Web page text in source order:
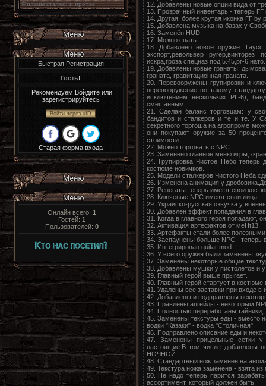
Фильмы сталкер и прочее
Быстрая Регистрация
Гость!
Рекомендуем:Войдите или
зарегистрируйтесь
Войти через uID
Старая форма входа
Онлайн всего: 1
Гостей: 1
Пользователей: 0
12. Добавлены новые опции вида от
13. Прозрачный инвентарь - теперь
14. Другая, более крутая иконка ГГ by
15. Добавлена музыка на базах у
16. Заменён HUD.
17. Можно спать.
18. Добавлено новое оружие:
экспорт,револьвер
искра,гроза спецназ под 5.45,рг-6 нато.
19. Добавлены новые гранаты:
граната, гравитационная граната.
20. Перевооружены групировки и
перевооружение по такому
исключением нескольких РГ-6),
смешанным.
21. Сделан баланс торговцам: у
бандитов и сталкеров и те и те. У
секретного торгоша на агропроме
они покупают оружие за 50
стоимости.
22. Можно торговать с NPC.
23. Заменено главное меню
24. Групировка Чистое Небо
костюме новичков.
25. Модели сталкеров Чистого Неба
26. Изменена анимация у
27. Ренегаты теперь имеют свои
28. Ключевые NPC имеют свои лица.
29. Украиско-русская озвучка у
30. Добавлен эффект попадания в
31. Когда в главного героя попадают,
32. Активация артефактов от меHt13.
33. Артефакты стали более
34. Заспаунены больше NPC - теперь
35. Интегрирован guitar mod.
36. У всего оружия были заменены
37. Заменены некоторые общие
38. Добавлены мушки у пистолетов и
39. Главный герой выше прыгает.
40. Главный герой стартует в
41. Удалены все заставки при входе в
42. Добавлены и подправлены
43. Правлены апгейды - некоторым
44. Полностью переработаны
45. Заменены текстуры еды - вместо
водки "Казаки" - водка "Столичная".
46. Подправлено описание еды и
47. Заменены прицельные сетки
настоящие.В том числе добавлены
НОЧНОЙ.
48. Стандартный нож заменён на
49. Текстура ножа заменена - взята
50. Не надо теперь парится
ассортимент, который должен быть.